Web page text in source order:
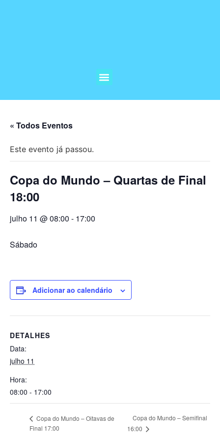
« Todos Eventos
Este evento já passou.
Copa do Mundo – Quartas de Final
18:00
julho 11 @ 08:00 - 17:00
Sábado
Adicionar ao calendário
DETALHES
Data:
julho 11
Hora:
08:00 - 17:00
Copa do Mundo – Oitavas de
Final 17:00
Copa do Mundo – Semifinal
16:00